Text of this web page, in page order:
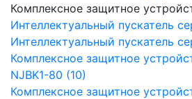
Комплексное защитное
Интеллектуальный пускатель
Интеллектуальный пускатель
Комплексное защитное
NJBK1-80 (10)
Комплексное защитное